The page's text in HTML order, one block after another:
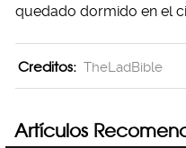
quedado dormido en el
Creditos: TheLadBible
Artículos